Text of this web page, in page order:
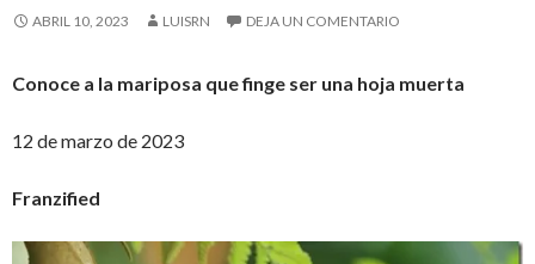
ABRIL 10, 2023 LUISRN DEJA UN COMENTARIO
Conoce a la mariposa que finge ser una hoja muerta
12 de marzo de 2023
Franzified